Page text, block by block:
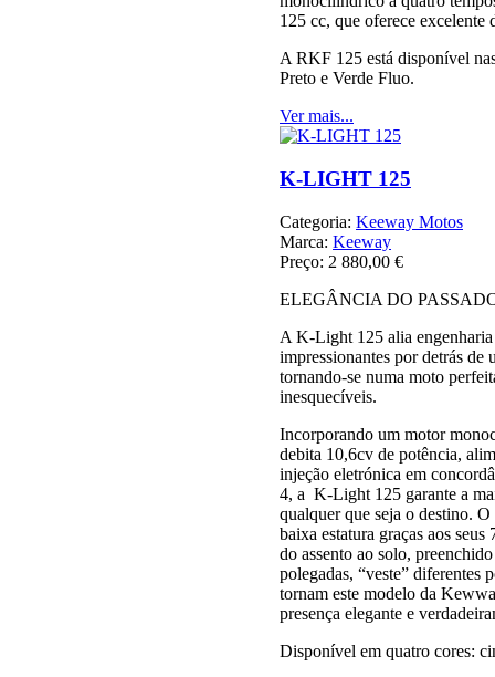
125 cc, que oferece excelente
A RKF 125 está disponível
Preto e Verde Fluo.
Ver mais...
K-LIGHT 125
Categoria: Keeway Motos
Marca: Keeway
Preço: 2 880,00 €
ELEGÂNCIA DO
A K-Light 125 alia
impressionantes por detrás de
tornando-se numa moto
inesquecíveis.
Incorporando um motor
debita 10,6cv de potência,
injeção eletrónica em
4, a K-Light 125 garante a
qualquer que seja o destino.
baixa estatura graças aos
do assento ao solo,
polegadas, “veste” diferentes
tornam este modelo da
presença elegante e
Disponível em quatro cores: